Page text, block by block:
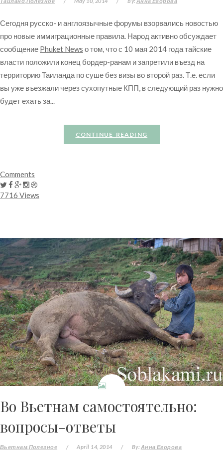
Сегодня русско- и англоязычные форумы взорвались новостью
про новые иммиграционные правила. Народ активно обсуждает
сообщение Phuket News о том, что с 10 мая 2014 года тайские
власти положили конец бордер-ранам и запретили въезд на
территорию Таиланда по суше без визы во второй раз. Т.е. если
вы уже въезжали через сухопутные КПП, в следующий раз нужно
будет ехать за...
CONTINUE READING
Comments
7716 Views
Во Вьетнам самостоятельно:
вопросы-ответы
Вьетнам Полезное / April 14, 2014 / By: Анна Егорова